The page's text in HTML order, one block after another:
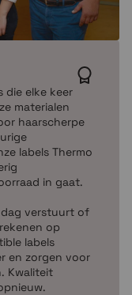
die elke keer
materialen
haarscherpe
labels Thermo
in gaat.
verstuurt of
op
labels
en zorgen voor
Kwaliteit